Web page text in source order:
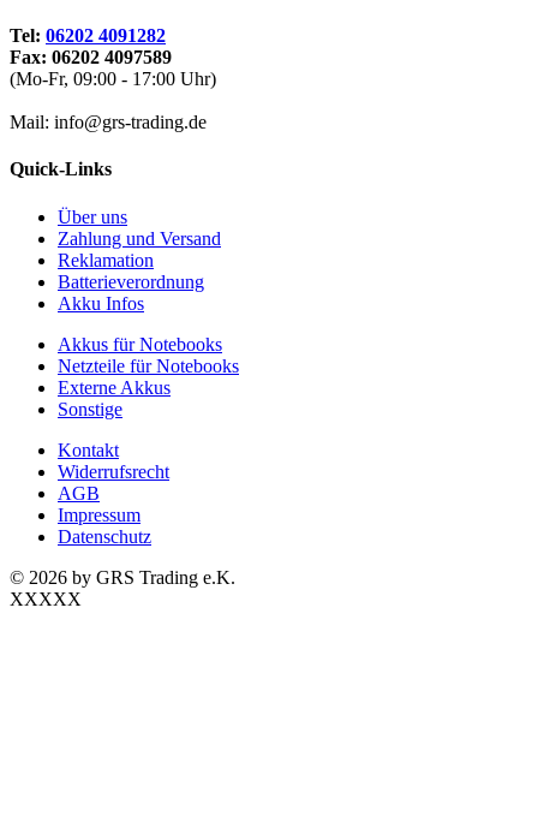
Tel: 06202 4091282
Fax: 06202 4097589
(Mo-Fr, 09:00 - 17:00 Uhr)
Mail: info@grs-trading.de
Quick-Links
Über uns
Zahlung und Versand
Reklamation
Batterieverordnung
Akku Infos
Akkus für Notebooks
Netzteile für Notebooks
Externe Akkus
Sonstige
Kontakt
Widerrufsrecht
AGB
Impressum
Datenschutz
© 2026 by GRS Trading e.K.
XXXXX